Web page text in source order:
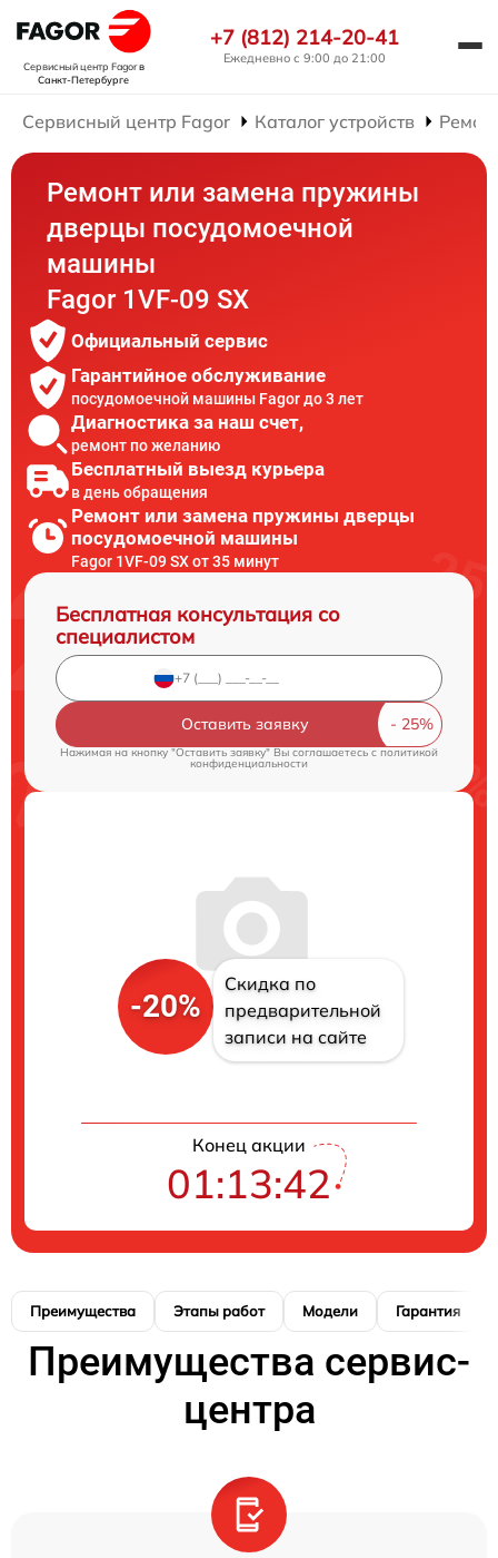
Сервисный центр Fagorв
Санкт-Петербурге
+7 (812) 214-20-41
Ежедневно с 9:00 до 21:00
Сервисный центр Fagor Каталог устройств
Ремонт или замена пружины
дверцы посудомоечной
машины
Fagor 1VF-09 SX
Официальный сервис
Гарантийное обслуживание
посудомоечной машины Fagor до 3 лет
Диагностика за наш счет,
ремонт по желанию
Бесплатный выезд курьера
в день обращения
Ремонт или замена пружины дверцы
посудомоечной машины
Fagor 1VF-09 SX от 35 минут
Бесплатная консультация со
специалистом
Оставить заявку
Нажимая на кнопку "Оставить заявку" Вы соглашаетесь cполитикой
конфиденциальности
-20%
Скидка по
предварительной
записи на сайте
Конец акции
01:13:41
Преимущества Этапы работ Модели Гарантия
Преимущества сервис-
центра